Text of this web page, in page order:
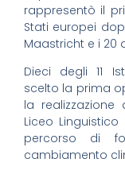
rappresentò il
Stati europei
Maastricht e i 20
Dieci degli 11
scelto la prima
la
Liceo
percorso di
cambiamento